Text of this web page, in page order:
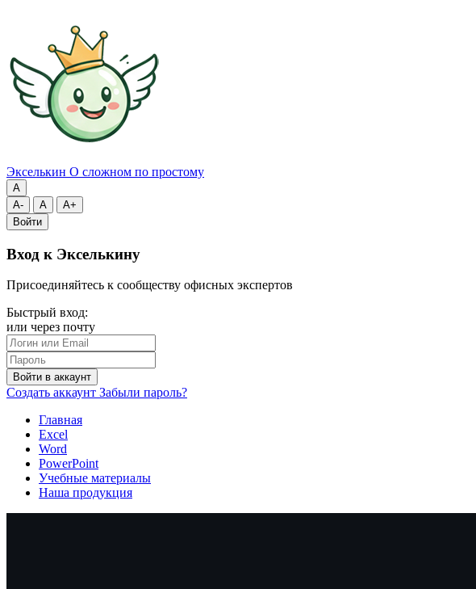
Экселькин О сложном по простому
A
A-
A
A+
Войти
Вход к Экселькину
Присоединяйтесь к сообществу офисных экспертов
Быстрый вход:
или через почту
Войти в аккаунт
Создать аккаунт Забыли пароль?
Главная
Excel
Word
PowerPoint
Учебные материалы
Наша продукция